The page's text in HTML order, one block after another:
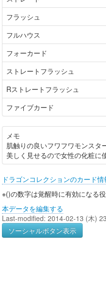
フラッシュ
フルハウス
フォーカード
ストレートフラッシュ
Rストレートフラッシュ
ファイブカード
メモ
肌触りの良いフワフワモンスタ
美しく見せるので女性の化粧に
ドラゴンコレクションのカード情
※()の数字は覚醒時に有効になる役
本データを編集する
Last-modified: 2014-02-13 (木)
ソーシャルボタン表示